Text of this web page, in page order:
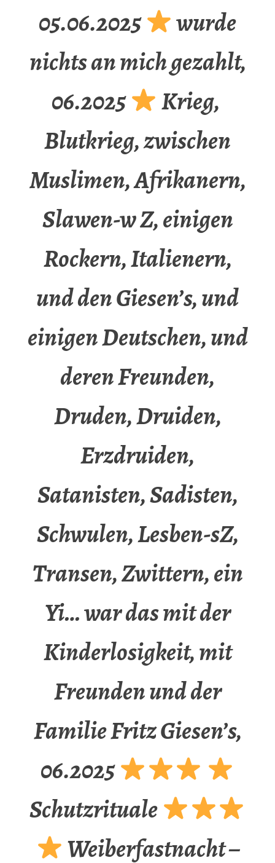
05.06.2025
wurde
nichts an mich gezahlt,
06.2025
Krieg,
Blutkrieg, zwischen
Muslimen, Afrikanern,
Slawen-w Z, einigen
Rockern, Italienern,
und den Giesen’s, und
einigen Deutschen, und
deren Freunden,
Druden, Druiden,
Erzdruiden,
Satanisten, Sadisten,
Schwulen, Lesben-sZ,
Transen, Zwittern, ein
Yi… war das mit der
Kinderlosigkeit, mit
Freunden und der
Familie Fritz Giesen’s,
06.2025
Schutzrituale
Weiberfastnacht –